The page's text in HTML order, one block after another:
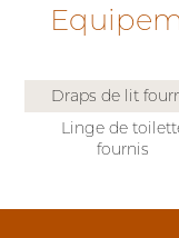
Draps de lit
Linge de
fournis